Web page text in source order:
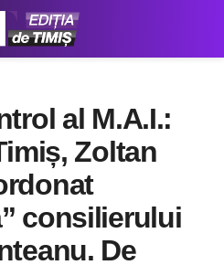
al M.A.I.:
Zoltan
consilierului
De